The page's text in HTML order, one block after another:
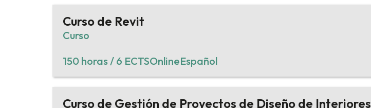
Curso de Revit
Curso
150 horas / 6 ECTSOnlineEspañol
Curso de Gestión de Proyectos de Diseño de Interiores